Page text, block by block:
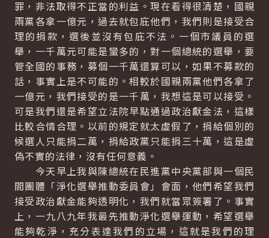
罪，非法取得不正當的利益。現在看得很清楚，國親
兩黨各拿一億元，過去就包庇他們，我們則是接受合
理的捐款，選後並沒有包庇不法。一個市議員的選
舉，一千萬元可能是蠻多的，對一個總統的選舉，要
管全國的事務，募個一千萬還算可以，如果不募款的
話，事實上是不可能的。相較於國親兩黨他們各拿了
一億元，我們接受的是一千萬，我想這是可以接受。
可是我們還是希望立法院早點通過政治獻金法，這樣
比較合情合理。以前的規定就太虛假了，捐給個別的
候選人只能捐二萬，捐給政黨只能捐三十萬，這是虛
偽不實的法律，沒有任何意義。
今天早上我與陳總統在民進黨中央黨部與一個民
間團體「淨化選舉推動委員會」會面，他們希望我們
接受政治獻金能夠透明化，我們就當眾簽署了。事實
上，一九八九年我最先推動淨化選舉運動，希望選舉
能夠乾淨，充分表達我們的立場，這就是我們的理